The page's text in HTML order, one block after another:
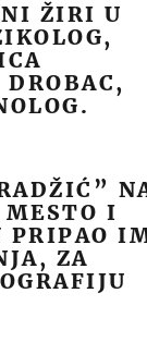
NI ŽIRI U
MESTO I
PRIPAO
ZA